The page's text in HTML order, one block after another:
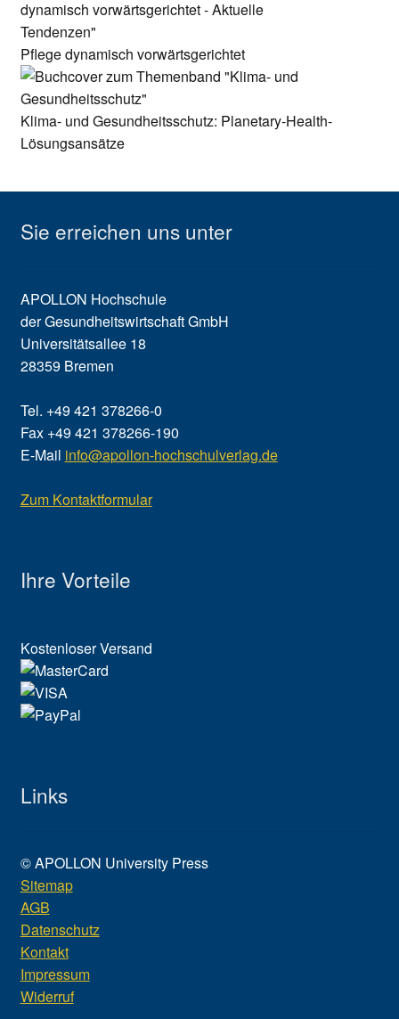
Pflege dynamisch vorwärtsgerichtet
Klima- und Gesundheitsschutz: Planetary-Health-
Lösungsansätze
Sie erreichen uns unter
APOLLON Hochschule
der Gesundheitswirtschaft GmbH
Universitätsallee 18
28359 Bremen
Tel. +49 421 378266-0
Fax +49 421 378266-190
E-Mail info@apollon-hochschulverlag.de
Zum Kontaktformular
Ihre Vorteile
Kostenloser Versand
Links
© APOLLON University Press
Sitemap
AGB
Datenschutz
Kontakt
Impressum
Widerruf